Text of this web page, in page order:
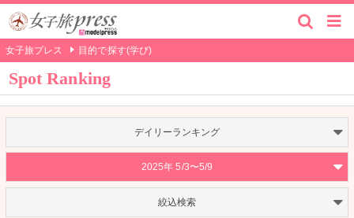
女子旅プレス 目的で探す(学び)
Spot Ranking
デイリーランキング
2025年 5/3〜5/9
絞込検索